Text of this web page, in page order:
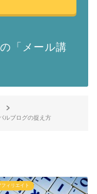
「メール講
ルブログの捉え方
フィリエイト